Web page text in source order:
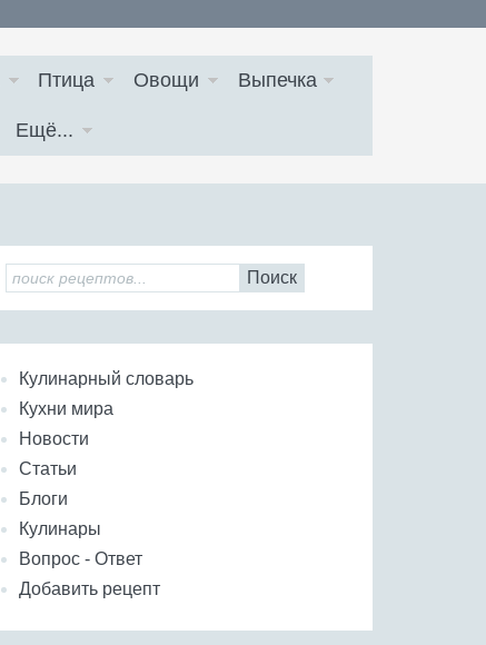
Птица Овощи Выпечка
Ещё...
Поиск
Кулинарный словарь
Кухни мира
Новости
Статьи
Блоги
Кулинары
Вопрос - Ответ
Добавить рецепт